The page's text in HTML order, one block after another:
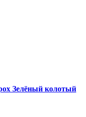
Зелёный колотый